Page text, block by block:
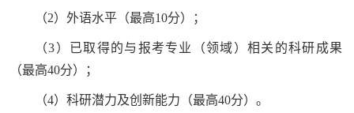
（2）外语水平（最高10分）；
（3）已取得的与报考专业（领域）相关的科研成果
（最高40分）；
（4）科研潜力及创新能力（最高40分）。